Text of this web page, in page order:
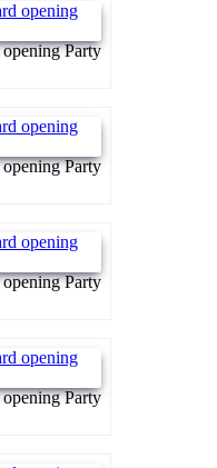
Party
Party
Party
Party